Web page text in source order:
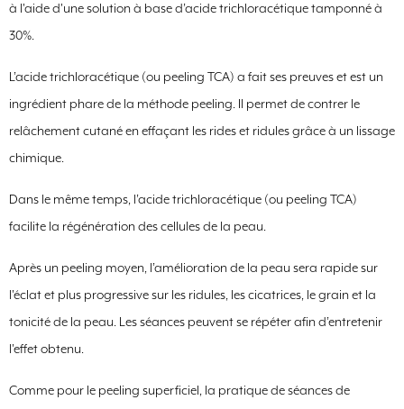
à l'aide d'une solution à base d’acide trichloracétique tamponné à
30%.
L’acide trichloracétique (ou peeling TCA) a fait ses preuves et est un
ingrédient phare de la méthode peeling. Il permet de contrer le
relâchement cutané en effaçant les rides et ridules grâce à un lissage
chimique.
Dans le même temps, l’acide trichloracétique (ou peeling TCA)
facilite la régénération des cellules de la peau.
Après un peeling moyen, l’amélioration de la peau sera rapide sur
l'éclat et plus progressive sur les ridules, les cicatrices, le grain et la
tonicité de la peau. Les séances peuvent se répéter afin d’entretenir
l'effet obtenu.
Comme pour le peeling superficiel, la pratique de séances de